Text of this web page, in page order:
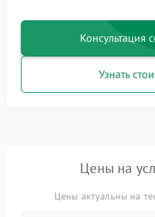
Консультация
Узнать
Цены на
Цены актуальны на